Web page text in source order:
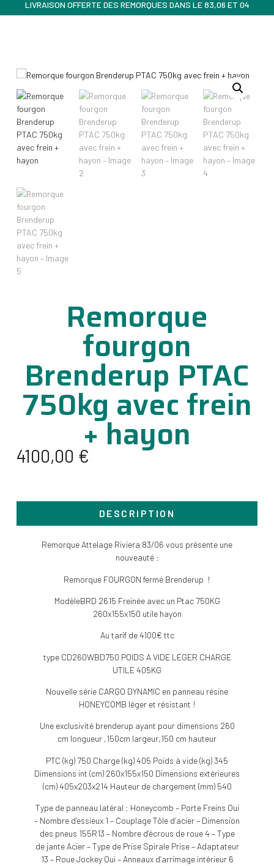
LIVRAISON OFFERTE DES REMORQUES DANS LE 83,06 ET 04
Remorque
fourgon
Brenderup PTAC
750kg avec frein
+ hayon
4100,00 €
DESCRIPTION
Remorque Attelage Riviera 83/06 vous présente une
nouveauté :
Remorque FOURGON fermé Brenderup !
ModèleBRD 2615 Freinée avec un Ptac 750KG
260x155x150 utile hayon
Au tarif de 4100€ ttc
type CD260WBD750 POIDS A VIDE LEGER CHARGE
UTILE 405KG
Nouvelle série CARGO DYNAMIC en panneau résine
HONEYCOMB léger et résistant !
Une exclusivité brenderup ayant pour dimensions 260
cm longueur ,150cm largeur,150 cm hauteur
PTC (kg) 750 Charge (kg) 405 Poids à vide (kg) 345
Dimensions int (cm) 260x155x150 Dimensions extérieures
(cm) 405x203x214 Hauteur de chargement (mm) 540
Type de panneau latéral : Honeycomb – Porte Freins Oui
– Nombre d’essieux 1 – Couplage Tôle d’acier – Dimension
des pneus 155R13 – Nombre d’écrous de roue 4 – Type
de jante Acier – Type de Prise Spirale Prise – Adaptateur
13 – Roue Jockey Oui – Anneaux d’arrimage intérieur 6